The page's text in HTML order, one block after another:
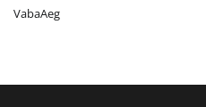
VabaAeg